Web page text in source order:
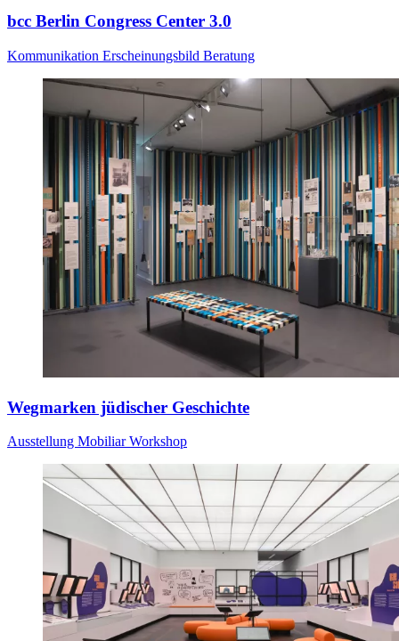
bcc Berlin Congress Center 3.0
Kommunikation Erscheinungsbild Beratung
Wegmarken jüdischer Geschichte
Ausstellung MobiliarWorkshop